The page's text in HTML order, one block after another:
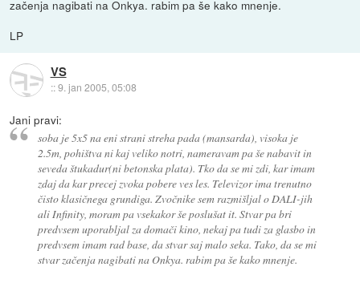
začenja nagibati na Onkya. rabim pa še kako mnenje.
LP
VS
::9. jan 2005, 05:08
Jani pravi:
soba je 5x5 na eni strani streha pada (mansarda), visoka je
2.5m, pohištva ni kaj veliko notri, nameravam pa še nabavit in
seveda štukadur(ni betonska plata). Tko da se mi zdi, kar imam
zdaj da kar precej zvoka pobere ves les. Televizor ima trenutno
čisto klasičnega grundiga. Zvočnike sem razmišljal o DALI-jih
ali Infinity, moram pa vsekakor še poslušat it. Stvar pa bri
predvsem uporabljal za domači kino, nekaj pa tudi za glasbo in
predvsem imam rad base, da stvar saj malo seka. Tako, da se mi
stvar začenja nagibati na Onkya. rabim pa še kako mnenje.